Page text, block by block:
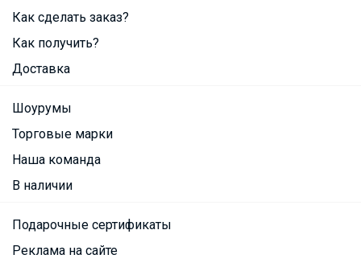
Как сделать заказ?
Как получить?
Доставка
Шоурумы
Торговые марки
Наша команда
В наличии
Подарочные сертификаты
Реклама на сайте